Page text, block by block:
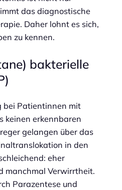
das diagnostische
Daher lohnt es sich,
zu kennen.
bakterielle
bei Patientinnen mit
keinen erkennbaren
gelangen über das
in den
eher
manchmal Verwirrtheit.
Parazentese und